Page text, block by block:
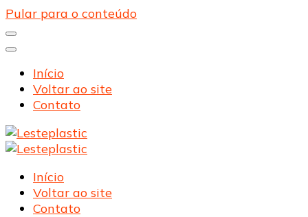
Pular para o conteúdo
Início
Voltar ao site
Contato
Lesteplastic
Blog – Lesteplastic
Lesteplastic
Blog – Lesteplastic
Início
Voltar ao site
Contato